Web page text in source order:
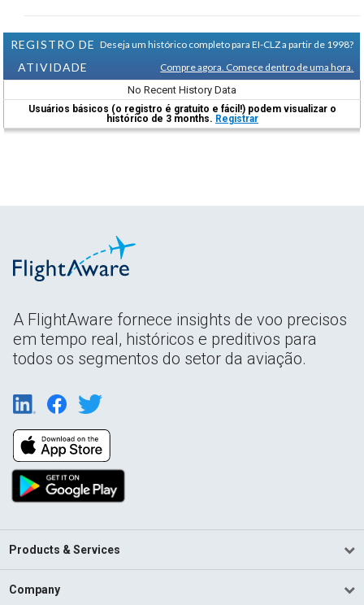
REGISTRO DE
ATIVIDADE
Deseja um histórico completo para EI-CLZ a partir de 1998?
Compre agora. Comece dentro de uma hora.
No Recent History Data
Usuários básicos (o registro é gratuito e fácil!) podem visualizar o
histórico de 3 months. Registrar
A FlightAware fornece insights de voo precisos
em tempo real, históricos e preditivos para
todos os segmentos do setor da aviação.
Products & Services
Company